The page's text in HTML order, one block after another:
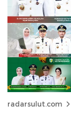
radarsulut.com